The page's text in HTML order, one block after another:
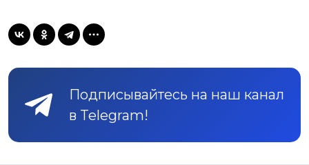
Подписывайтесь на наш канал
в Telegram!